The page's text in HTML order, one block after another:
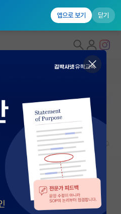
앱으로 보기 닫기
.